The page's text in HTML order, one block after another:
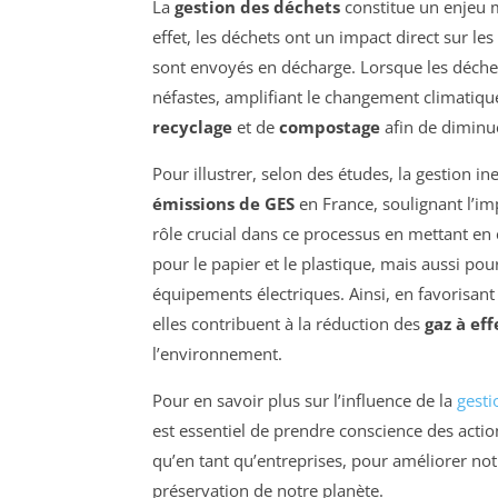
La gestion des déchets constitue un enjeu
effet, les déchets ont un impact direct sur les
sont envoyés en décharge. Lorsque les
néfastes, amplifiant le changement
recyclage et de compostage afin de
Pour illustrer, selon des études, la gestion
émissions de GES en France, soulignant
rôle crucial dans ce processus en mettant
pour le papier et le plastique, mais aussi
équipements électriques. Ainsi, en
elles contribuent à la réduction des gaz à
l’environnement.
Pour en savoir plus sur l’influence de la
est essentiel de prendre conscience des
qu’en tant qu’entreprises, pour améliorer
préservation de notre planète.